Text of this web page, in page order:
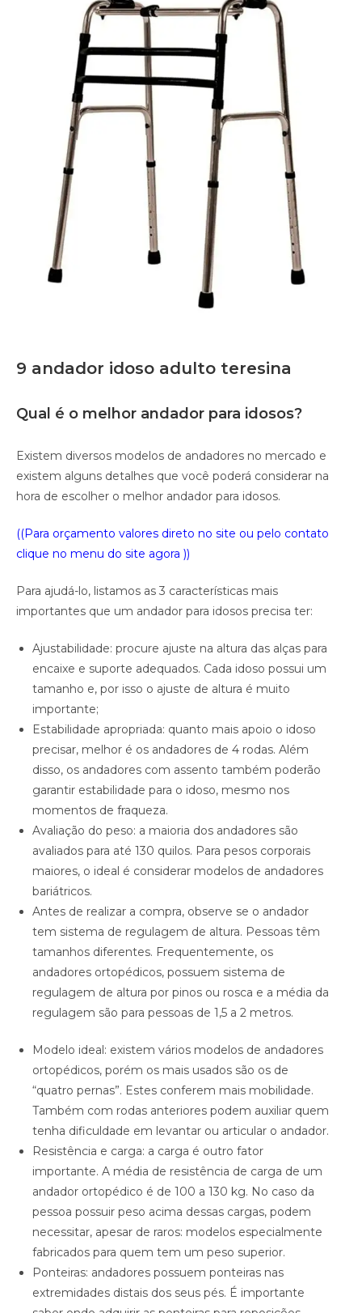
9 andador idoso adulto teresina
Qual é o melhor andador para idosos?
Existem diversos modelos de andadores no mercado e
existem alguns detalhes que você poderá considerar na
hora de escolher o melhor andador para idosos.
((Para orçamento valores direto no site ou pelo contato
clique no menu do site agora ))
Para ajudá-lo, listamos as 3 características mais
importantes que um andador para idosos precisa ter:
Ajustabilidade: procure ajuste na altura das alças para
encaixe e suporte adequados. Cada idoso possui um
tamanho e, por isso o ajuste de altura é muito
importante;
Estabilidade apropriada: quanto mais apoio o idoso
precisar, melhor é os andadores de 4 rodas. Além
disso, os andadores com assento também poderão
garantir estabilidade para o idoso, mesmo nos
momentos de fraqueza.
Avaliação do peso: a maioria dos andadores são
avaliados para até 130 quilos. Para pesos corporais
maiores, o ideal é considerar modelos de andadores
bariátricos.
Antes de realizar a compra, observe se o andador
tem sistema de regulagem de altura. Pessoas têm
tamanhos diferentes. Frequentemente, os
andadores ortopédicos, possuem sistema de
regulagem de altura por pinos ou rosca e a média da
regulagem são para pessoas de 1,5 a 2 metros.
Modelo ideal: existem vários modelos de andadores
ortopédicos, porém os mais usados são os de
“quatro pernas”. Estes conferem mais mobilidade.
Também com rodas anteriores podem auxiliar quem
tenha dificuldade em levantar ou articular o andador.
Resistência e carga: a carga é outro fator
importante. A média de resistência de carga de um
andador ortopédico é de 100 a 130 kg. No caso da
pessoa possuir peso acima dessas cargas, podem
necessitar, apesar de raros: modelos especialmente
fabricados para quem tem um peso superior.
Ponteiras: andadores possuem ponteiras nas
extremidades distais dos seus pés. É importante